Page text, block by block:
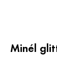
Minél